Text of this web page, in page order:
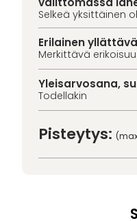
Selkeä yksittäinen
Erilainen yllättävä
Merkittävä
Yleisarvosana,
Todellakin
Pisteytys: